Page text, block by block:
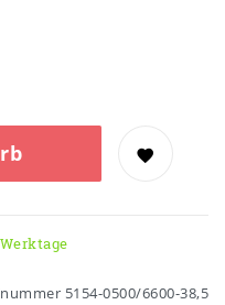
5154-0500/6600-38,5